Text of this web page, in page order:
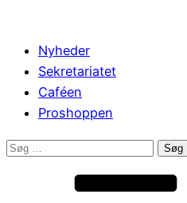
Nyheder
Sekretariatet
Caféen
Proshoppen
Søg